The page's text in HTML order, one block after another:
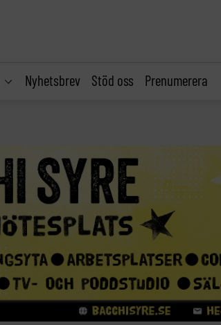
Nyhetsbrev Stöd oss Prenumerera